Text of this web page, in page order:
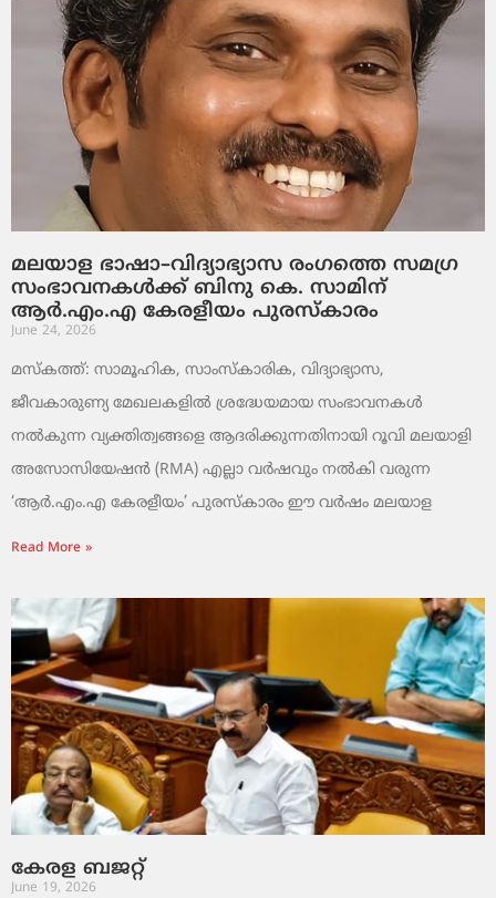
മലയാള ഭാഷാ–വിദ്യാഭ്യാസ രംഗത്തെ സമഗ്ര
സംഭാവനകൾക്ക് ബിനു കെ. സാമിന്
ആർ.എം.എ കേരളീയം പുരസ്‌കാരം
June 24, 2026
മസ്കത്ത്: സാമൂഹിക, സാംസ്‌കാരിക, വിദ്യാഭ്യാസ,
ജീവകാരുണ്യ മേഖലകളിൽ ശ്രദ്ധേയമായ സംഭാവനകൾ
നൽകുന്ന വ്യക്തിത്വങ്ങളെ ആദരിക്കുന്നതിനായി റൂവി മലയാളി
അസോസിയേഷൻ (RMA) എല്ലാ വർഷവും നൽകി വരുന്ന
‘ആർ.എം.എ കേരളീയം’ പുരസ്‌കാരം ഈ വർഷം മലയാള
Read More »
കേരള ബജറ്റ്
June 19, 2026